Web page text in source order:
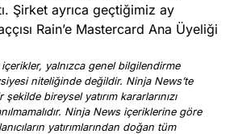
Şirket ayrıca geçtiğimiz ay
Rain’e Mastercard Ana Üyeliği
yalnızca genel bilgilendirme
niteliğinde değildir. Ninja News’te
bireysel yatırım kararlarınızı
Ninja News içeriklerine göre
yatırımlarından doğan tüm